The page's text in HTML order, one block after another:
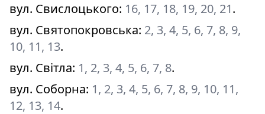
вул. Свислоцького: 16, 17, 18, 19, 20, 21.
вул. Святопокровська: 2, 3, 4, 5, 6, 7, 8, 9,
10, 11, 13.
вул. Світла: 1, 2, 3, 4, 5, 6, 7, 8.
вул. Соборна: 1, 2, 3, 4, 5, 6, 7, 8, 9, 10, 11,
12, 13, 14.